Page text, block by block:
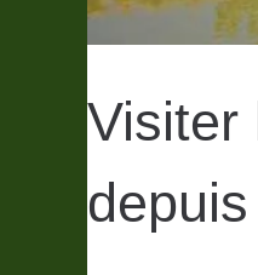
Visiter